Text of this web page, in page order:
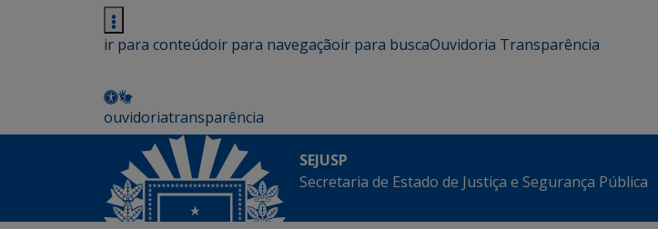
ir para conteúdoir para navegaçãoir para buscaOuvidoria Transparência
ouvidoriatransparência
SEJUSP
Secretaria de Estado de Justiça e Segurança Pública